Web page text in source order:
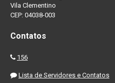
Vila Clementino
CEP: 04038-003
Contatos
156
Lista de Servidores e Contatos